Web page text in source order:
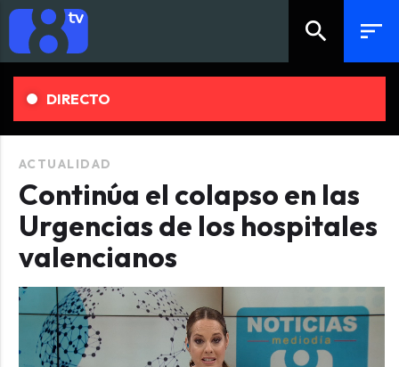
search sort
DIRECTO
ACTUALIDAD
Continúa el colapso en las
Urgencias de los hospitales
valencianos